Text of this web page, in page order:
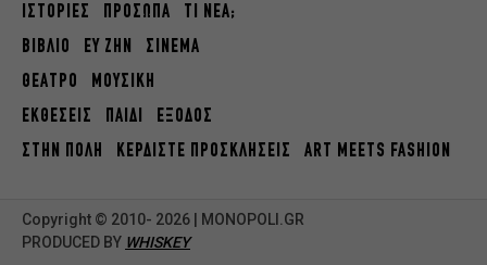
ΙΣΤΟΡΙΕΣ ΠΡΟΣΩΠΑ
ΤΙ ΝΕΑ;
ΒΙΒΛΙΟ
ΕΥ ΖΗΝ
ΣΙΝΕΜΑ
ΘΕΑΤΡΟ
ΜΟΥΣΙΚΗ
ΕΚΘΕΣΕΙΣ
ΠΑΙΔΙ
ΕΞΟΔΟΣ
ΣΤΗΝ ΠΟΛΗ
ΚΕΡΔΙΣΤΕ ΠΡΟΣΚΛΗΣΕΙΣ ART MEETS FASHION
Copyright © 2010- 2026 | MONOPOLI.GR
PRODUCED BY WHISKEY